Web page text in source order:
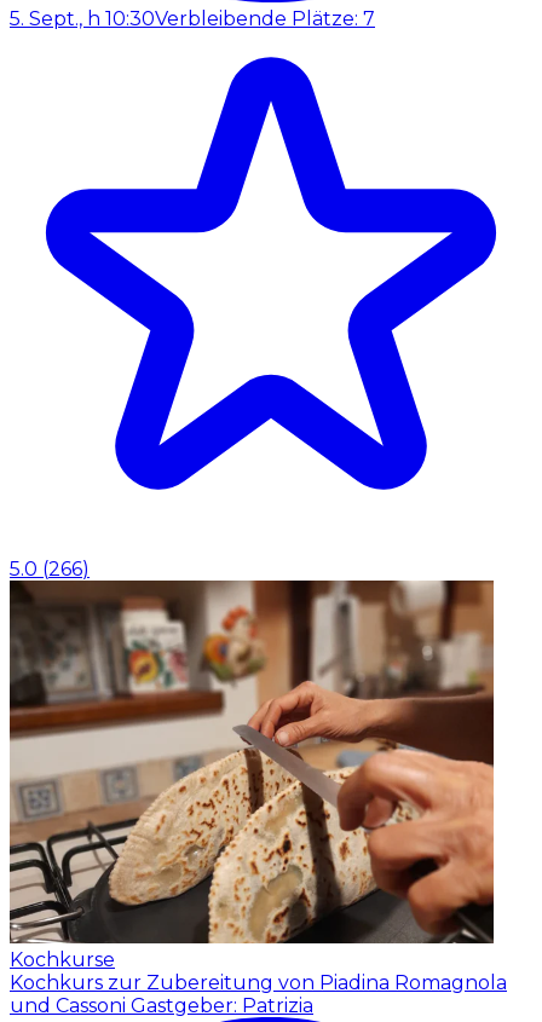
5. Sept., h 10:30Verbleibende Plätze: 7
5.0 (266)
Kochkurse
Kochkurs zur Zubereitung von Piadina Romagnola
und Cassoni Gastgeber: Patrizia